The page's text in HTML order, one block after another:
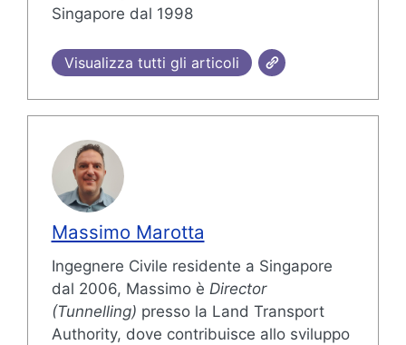
Singapore dal 1998
Visualizza tutti gli articoli
Massimo Marotta
Ingegnere Civile residente a Singapore
dal 2006, Massimo è Director
(Tunnelling) presso la Land Transport
Authority, dove contribuisce allo sviluppo